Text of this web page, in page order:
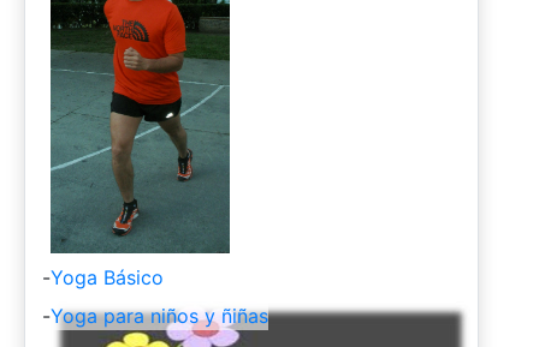
-Yoga Básico
-Yoga para niños y ñiñas